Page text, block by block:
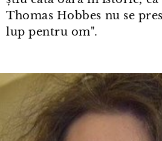
Thomas Hobbes nu se
lup pentru om".